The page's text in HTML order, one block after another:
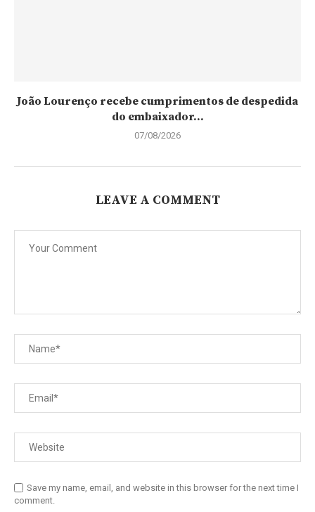
João Lourenço recebe cumprimentos de despedida
do embaixador...
07/08/2026
LEAVE A COMMENT
Save my name, email, and website in this browser for the next time I
comment.